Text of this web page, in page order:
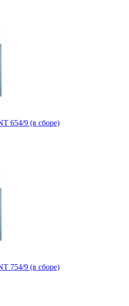
654/9 (в сборе)
754/9 (в сборе)